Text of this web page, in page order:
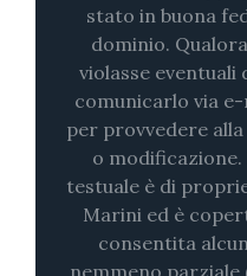
stato in buona
dominio.
violasse
comunicarlo via
per provvedere
o
testuale è di
Marini ed è
consentita
nemmeno parziale